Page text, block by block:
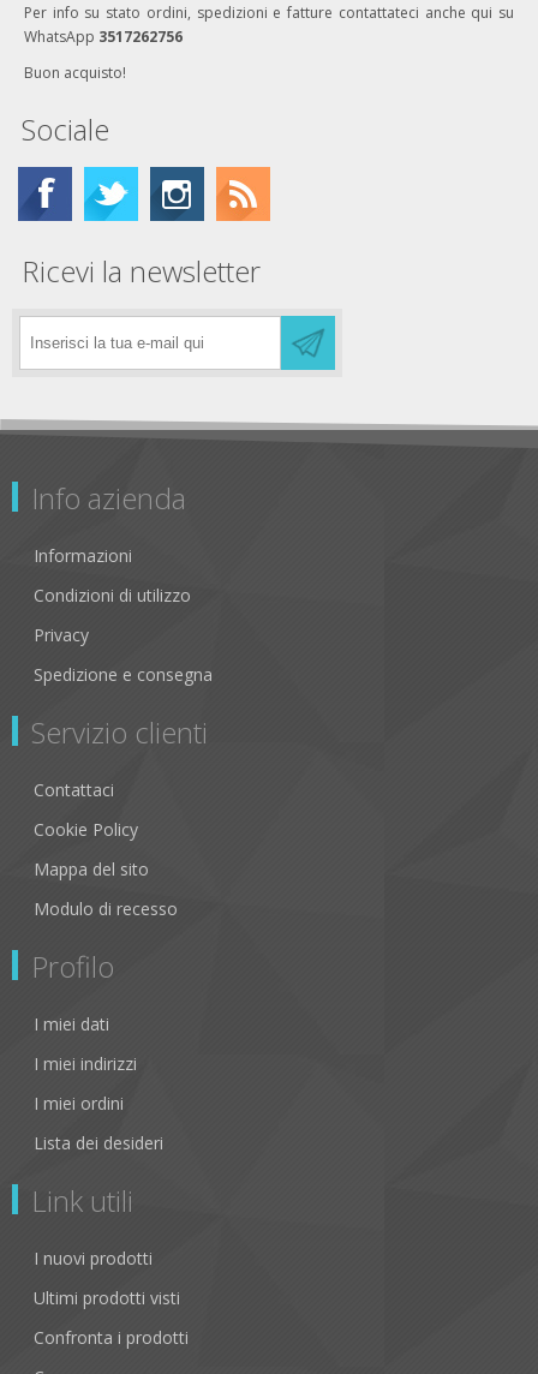
Per info su stato ordini, spedizioni e fatture contattateci anche qui su
WhatsApp 3517262756
Buon acquisto!
Sociale
Ricevi la newsletter
Info azienda
Informazioni
Condizioni di utilizzo
Privacy
Spedizione e consegna
Servizio clienti
Contattaci
Cookie Policy
Mappa del sito
Modulo di recesso
Profilo
I miei dati
I miei indirizzi
I miei ordini
Lista dei desideri
Link utili
I nuovi prodotti
Ultimi prodotti visti
Confronta i prodotti